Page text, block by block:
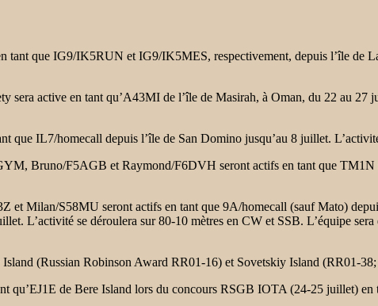
que IG9/IK5RUN et IG9/IK5MES, respectivement, depuis l’île de
active en tant qu’A43MI de l’île de Masirah, à Oman, du 22 au 27
IL7/homecall depuis l’île de San Domino jusqu’au 8 juillet.
Bruno/F5AGB et Raymond/F6DVH seront actifs en tant que
et Milan/S58MU seront actifs en tant que 9A/homecall (sauf Mato)
L’activité se déroulera sur 80-10 mètres en CW et SSB. L’équipe
(Russian Robinson Award RR01-16) et Sovetskiy Island (RR01-
de Bere Island lors du concours RSGB IOTA (24-25 juillet) en